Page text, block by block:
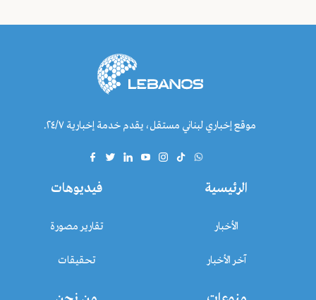
موقع إخباري لبناني مستقل، يقدم خدمة إخبارية ٢٤/٧.
الرئيسية
الأخبار
آخر الأخبار
فيديوهات
تقارير مصورة
تحقيقات